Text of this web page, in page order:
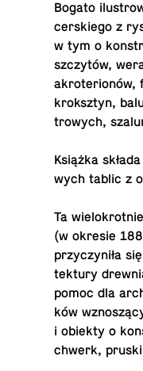
Bogato
cer­skie­go z
w tym o
szczy­tów,
akro­te­rio­nów,
kro­ksztyn,
tro­wych,
Książka
wych tablic z
Ta
(w okresie
przy­czy­ni­ła
tek­tu­ry
pomoc dla
ków
i obiekty o
chwerk,